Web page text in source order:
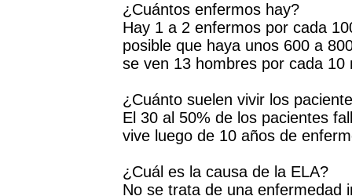
¿Cuántos enfermos hay?
Hay 1 a 2 enfermos por cada
posible que haya unos 600 a
se ven 13 hombres por cada 10
¿Cuánto suelen vivir los
El 30 al 50% de los pacientes
vive luego de 10 años de
¿Cuál es la causa de la ELA?
No se trata de una enfermedad